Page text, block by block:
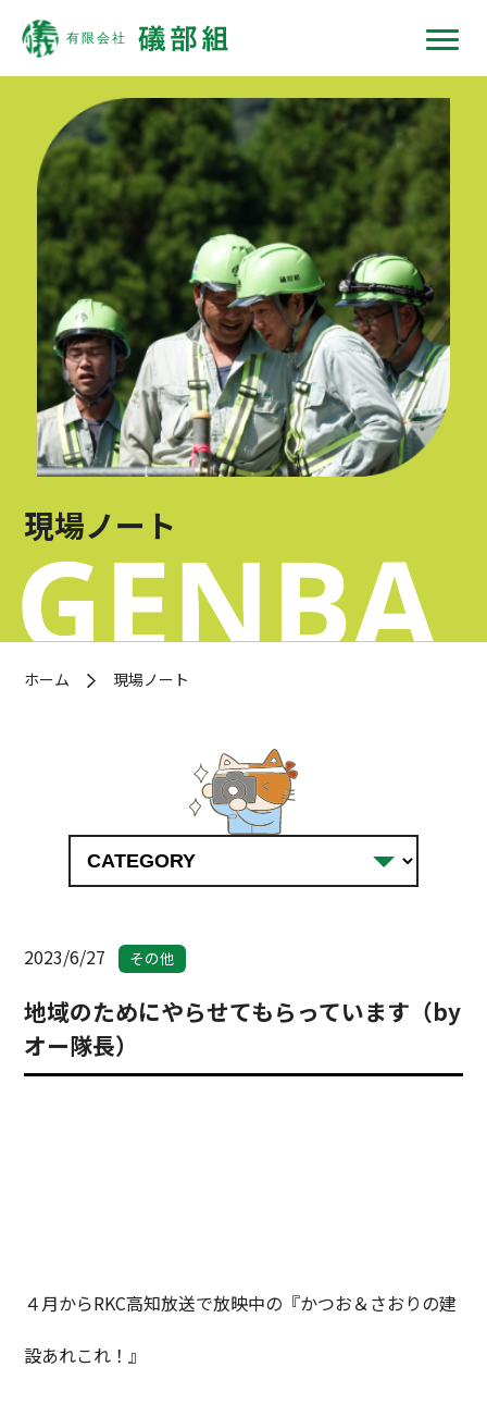
礒部組について
現場ではたらくひと
現場ではたらく機械
現場ノート
採用情報
協力会社の皆様へ
OFFICIAL SNS
現場ノート
ホーム 現場ノート
2023/6/27 その他
地域のためにやらせてもらっています（by
オー隊長）
４月からRKC高知放送で放映中の『かつお＆さおりの建
設あれこれ！』